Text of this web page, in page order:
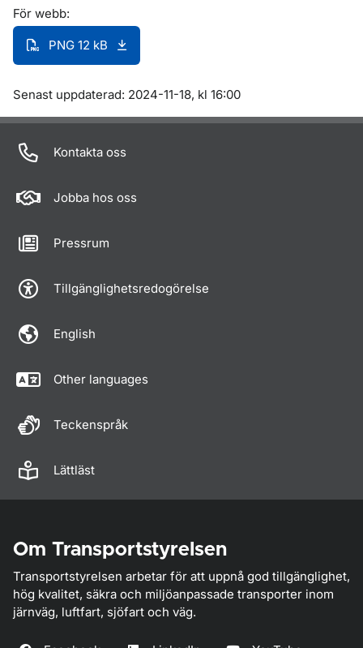
För webb:
PNG 12 kB
Om sidan
Senast uppdaterad: 2024-11-18, kl 16:00
Kontakta oss
Jobba hos oss
Pressrum
Tillgänglighetsredogörelse
English
Other languages
Teckenspråk
Lättläst
Om Transportstyrelsen
Transportstyrelsen arbetar för att uppnå god tillgänglighet,
hög kvalitet, säkra och miljöanpassade transporter inom
järnväg, luftfart, sjöfart och väg.